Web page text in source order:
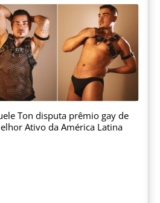
Ton disputa prêmio gay de
Ativo da América Latina